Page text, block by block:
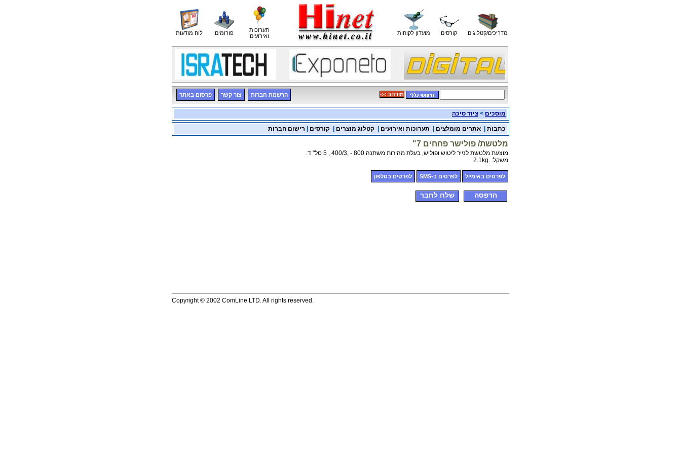
לוח מודעות פורומים
תערוכות
ואירועים
מועדון לקוחות קורסים מדריכים/קטלוגים
הרשמת חברות צור קשר פרסום באתר << מורחב
מוסכים > ציוד סיכה
כתבות אתרים מומלצים תערוכות ואירועים קטלוג מוצרים קורסים רישום חברות
מלטשת/ פולישר פחחים 7"
מוצעת מלטשת לנייר ליטוש ופוליש, בעלת מהירות משתנה 800 - ,400/3 , 5 סל" ד.
משקל: .2.1kg
לפרטים באימייל לפרטים ב-SMS לפרטים בטלפון
הדפסה שלח לחבר
Copyright © 2002 ComLine LTD. All rights reserved.